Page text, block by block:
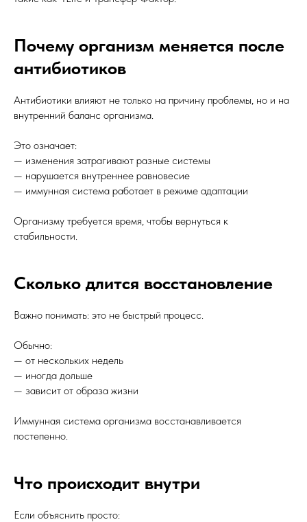
Почему организм меняется после
антибиотиков
Антибиотики влияют не только на причину проблемы, но и на
внутренний баланс организма.
Это означает:
— изменения затрагивают разные системы
— нарушается внутреннее равновесие
— иммунная система работает в режиме адаптации
Организму требуется время, чтобы вернуться к
стабильности.
Сколько длится восстановление
Важно понимать: это не быстрый процесс.
Обычно:
— от нескольких недель
— иногда дольше
— зависит от образа жизни
Иммунная система организма восстанавливается
постепенно.
Что происходит внутри
Если объяснить просто: